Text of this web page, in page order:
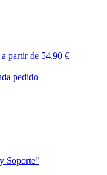
a partir de 54,90 €
pedido
Soporte"